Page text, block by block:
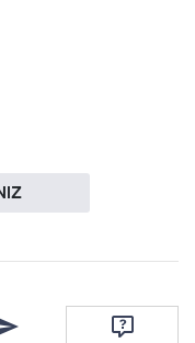
ekle
Arkadaşına e-posta ile
Soru sor